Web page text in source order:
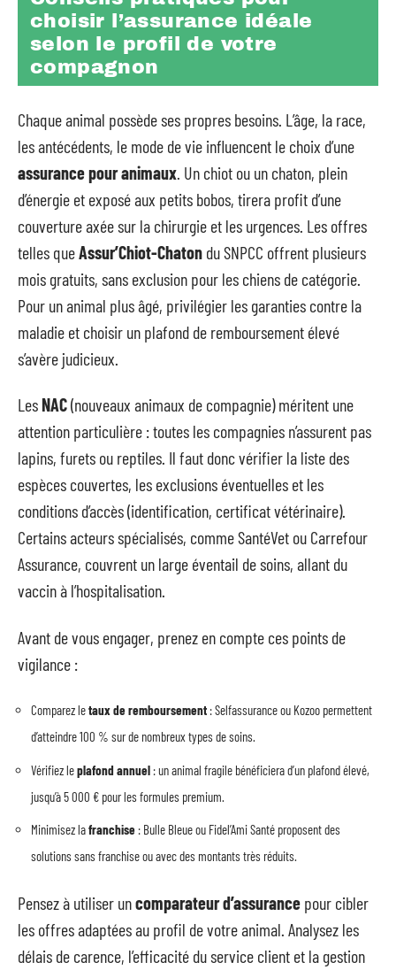
choisir l’assurance idéale
selon le profil de votre
compagnon
Chaque animal possède ses propres besoins. L’âge, la race,
les antécédents, le mode de vie influencent le choix d’une
assurance pour animaux . Un chiot ou un chaton, plein
d’énergie et exposé aux petits bobos, tirera profit d’une
couverture axée sur la chirurgie et les urgences. Les offres
telles queAssur’Chiot-Chaton du SNPCC offrent plusieurs
mois gratuits, sans exclusion pour les chiens de catégorie.
Pour un animal plus âgé, privilégier les garanties contre la
maladie et choisir un plafond de remboursement élevé
s’avère judicieux.
LesNAC(nouveaux animaux de compagnie) méritent une
attention particulière : toutes les compagnies n’assurent pas
lapins, furets ou reptiles. Il faut donc vérifier la liste des
espèces couvertes, les exclusions éventuelles et les
conditions d’accès (identification, certificat vétérinaire).
Certains acteurs spécialisés, comme SantéVet ou Carrefour
Assurance, couvrent un large éventail de soins, allant du
vaccin à l’hospitalisation.
Avant de vous engager, prenez en compte ces points de
vigilance :
Comparez letaux de remboursement : Selfassurance ou Kozoo permettent
d’atteindre 100 % sur de nombreux types de soins.
Vérifiez leplafond annuel : un animal fragile bénéficiera d’un plafond élevé,
jusqu’à 5 000 € pour les formules premium.
Minimisez lafranchise : Bulle Bleue ou Fidel’Ami Santé proposent des
solutions sans franchise ou avec des montants très réduits.
Pensez à utiliser uncomparateur d’assurance pour cibler
les offres adaptées au profil de votre animal. Analysez les
délais de carence, l’efficacité du service client et la gestion